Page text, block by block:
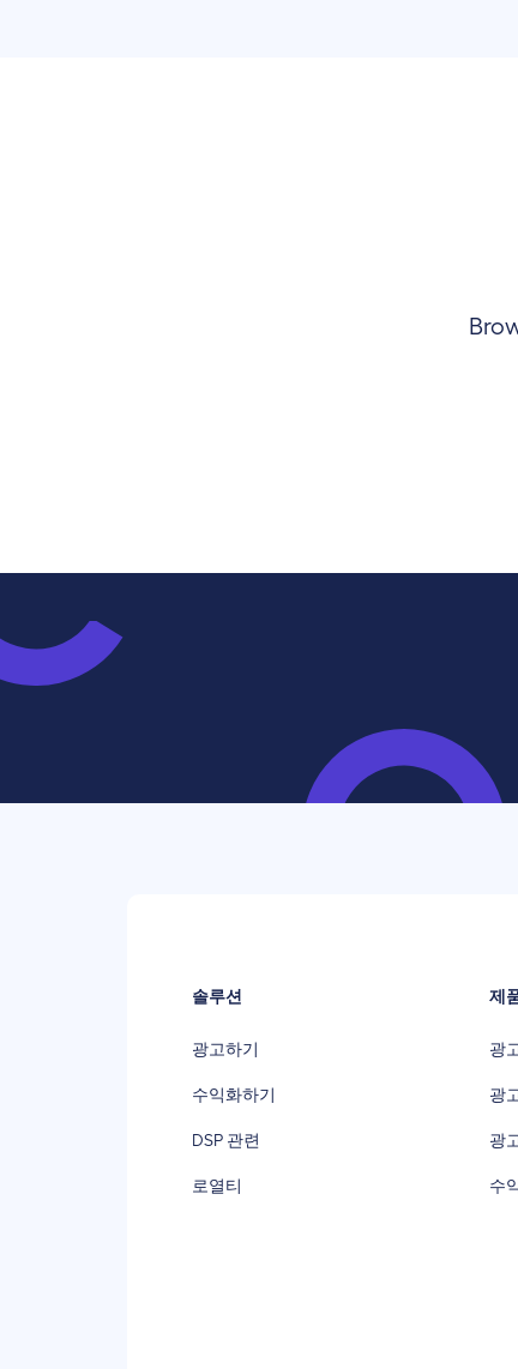
솔루션
광고하기
수익화하기
DSP 관련
로열티
제
광
광
광
수